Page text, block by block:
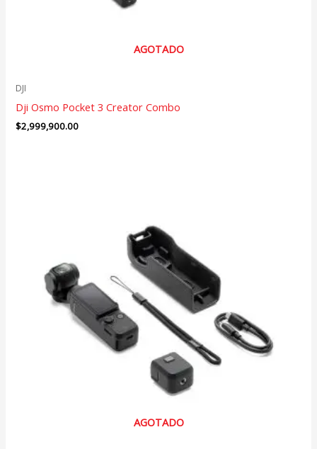
AGOTADO
DJI
Dji Osmo Pocket 3 Creator Combo
$2,999,900.00
AGOTADO